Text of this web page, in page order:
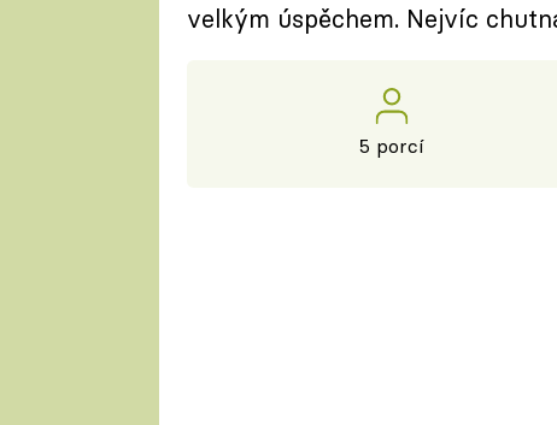
velkým úspěchem. Nejvíc
5 porcí